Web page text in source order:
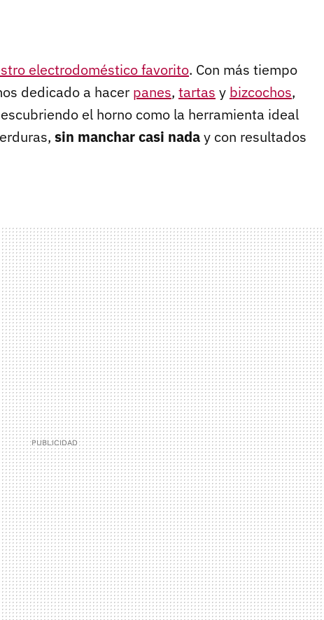
electrodoméstico favorito. Con más tiempo
dedicado a hacer panes, tartas y bizcochos,
el horno como la herramienta ideal
sin manchar casi naday con resultados